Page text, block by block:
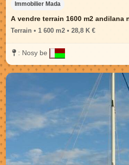
Immobilier Mada
A vendre terrain 1600 m2 andilana
Terrain • 1 600 m2 • 28,8 K €
: Nosy be